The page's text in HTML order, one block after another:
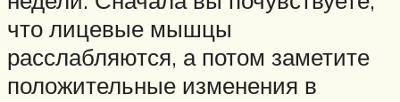
что лицевые мышцы
расслабляются, а потом заметите
положительные изменения в